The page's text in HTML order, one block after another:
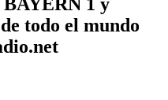
todo el mundo